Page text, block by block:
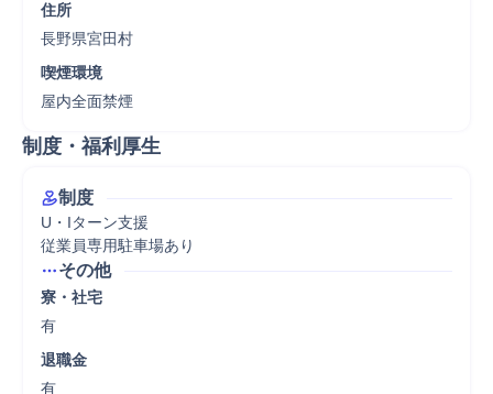
住所
長野県宮田村
喫煙環境
屋内全面禁煙
制度・福利厚生
制度
U・Iターン支援
従業員専用駐車場あり
その他
寮・社宅
有
退職金
有